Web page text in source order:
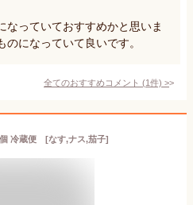
なっていておすすめかと思いま
になっていて良いです。
全てのおすすめコメント (1件) >
冷蔵便 [なす,ナス,茄子]